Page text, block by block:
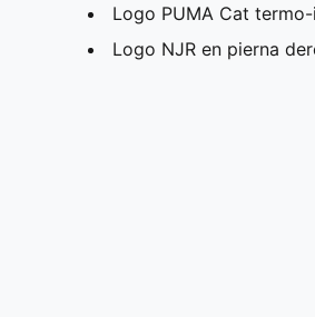
Logo PUMA Cat
Logo NJR en pierna